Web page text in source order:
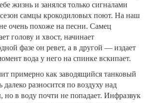
жизнь и занялся только сигналами
самцы крокодиловых поют. На наш
очень похоже на песни. Самец
голову и хвост, начинает
фазе он ревет, а в другой — издает
вода у него на спинке вскипает.
примерно как заводящийся танковый
разносится по воздуху над
но в воду почти не попадает. Инфразвук